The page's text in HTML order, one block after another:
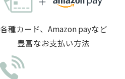
各種カード、Amazon payなど
豊富なお支払い方法